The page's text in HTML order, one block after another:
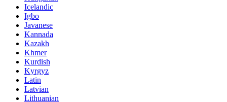
Icelandic
Igbo
Javanese
Kannada
Kazakh
Khmer
Kurdish
Kyrgyz
Latin
Latvian
Lithuanian